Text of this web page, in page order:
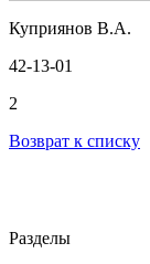
Куприянов В.А.
42-13-01
2
Возврат к списку
Разделы